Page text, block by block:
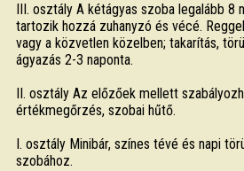
III. osztály A kétágyas szoba legalább 8
tartozik hozzá zuhanyzó és vécé.
vagy a közvetlen közelben; takarítás,
ágyazás 2-3 naponta.
II. osztály Az előzőek mellett
értékmegőrzés, szobai hűtő.
I. osztály Minibár, színes tévé és napi
szobához.